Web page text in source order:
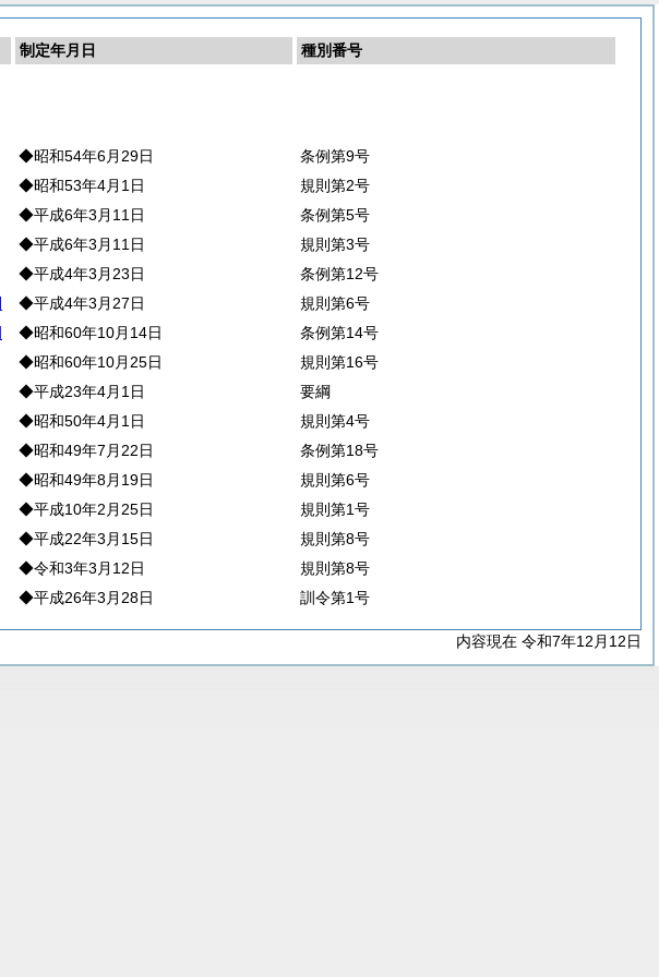
制定年月日
種別番号
◆昭和54年6月29日
条例第9号
◆昭和53年4月1日
規則第2号
◆平成6年3月11日
条例第5号
◆平成6年3月11日
規則第3号
◆平成4年3月23日
条例第12号
◆平成4年3月27日
規則第6号
◆昭和60年10月14日
条例第14号
◆昭和60年10月25日
規則第16号
◆平成23年4月1日
要綱
◆昭和50年4月1日
規則第4号
◆昭和49年7月22日
条例第18号
◆昭和49年8月19日
規則第6号
◆平成10年2月25日
規則第1号
◆平成22年3月15日
規則第8号
◆令和3年3月12日
規則第8号
◆平成26年3月28日 訓令第1号
内容現在 令和7年12月12日